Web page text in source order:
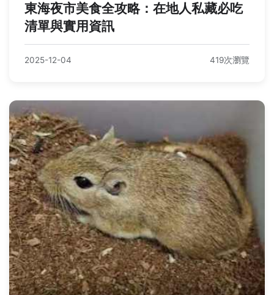
東海夜市美食全攻略：在地人私藏必吃
清單與實用資訊
2025-12-04 419次瀏覽